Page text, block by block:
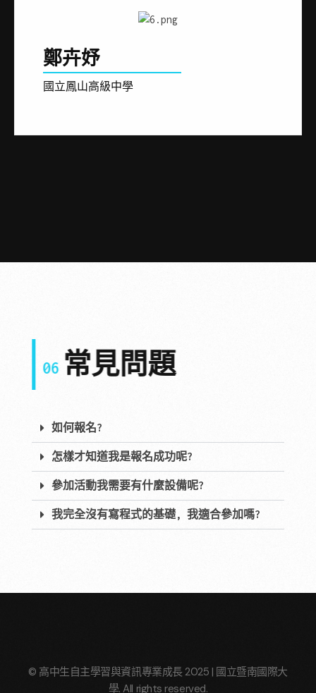
鄭卉妤
國立鳳山高級中學
06 常見問題
如何報名?
怎樣才知道我是報名成功呢?
參加活動我需要有什麼設備呢?
我完全沒有寫程式的基礎, 我適合參加嗎?
© 高中生自主學習與資訊專業成長 2025 | 國立暨南國際大
學. All rights reserved.